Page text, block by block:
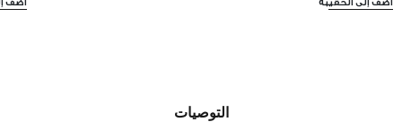
أضف إلى الحقيبة أضف
التوصيات